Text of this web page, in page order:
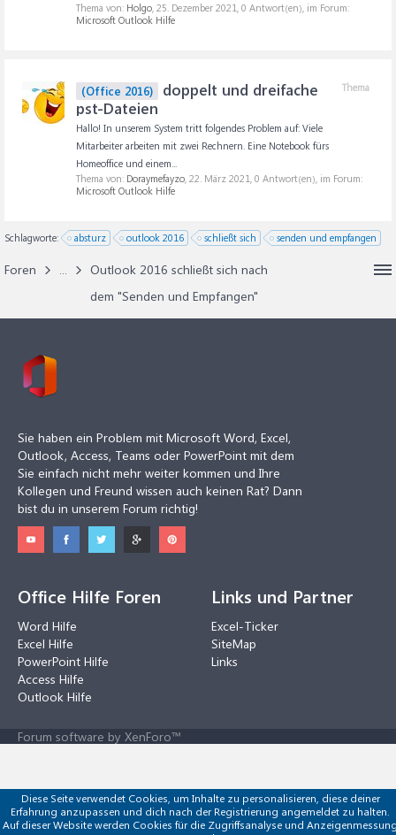
Thema von: Holgo, 25. Dezember 2021, 0 Antwort(en), im Forum:
Microsoft Outlook Hilfe
Thema
(Office 2016)
doppelt und dreifache
pst-Dateien
Hallo! In unserem System tritt folgendes Problem auf: Viele
Mitarbeiter arbeiten mit zwei Rechnern. Eine Notebook fürs
Homeoffice und einem...
Thema von: Doraymefayzo, 22. März 2021, 0 Antwort(en), im Forum:
Microsoft Outlook Hilfe
Schlagworte: absturz outlook 2016 schließt sich senden und empfangen
Foren ...
Outlook 2016 schließt sich nach
dem "Senden und Empfangen"
Sie haben ein Problem mit Microsoft Word, Excel,
Outlook, Access, Teams oder PowerPoint mit dem
Sie einfach nicht mehr weiter kommen und Ihre
Kollegen und Freund wissen auch keinen Rat? Dann
bist du in unserem Forum richtig!
Office Hilfe Foren
Word Hilfe
Excel Hilfe
PowerPoint Hilfe
Access Hilfe
Outlook Hilfe
Links und Partner
Excel-Ticker
SiteMap
Links
Forum software by XenForo™
Diese Seite verwendet Cookies, um Inhalte zu personalisieren, diese deiner
Erfahrung anzupassen und dich nach der Registrierung angemeldet zu halten.
Auf dieser Website werden Cookies für die Zugriffsanalyse und